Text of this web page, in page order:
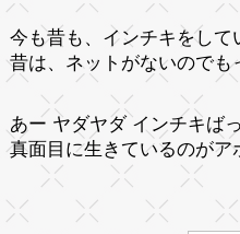
今も昔も、インチキをして
昔は、ネットがないのでも
あー ヤダヤダ インチキば
真面目に生きているのがア